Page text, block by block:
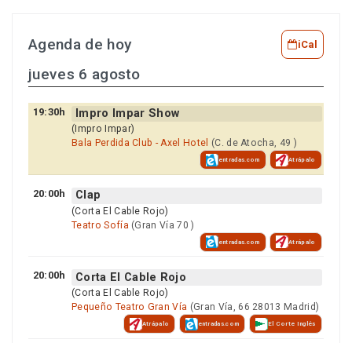
Agenda de hoy iCal
jueves 6 agosto
19:30h Impro Impar Show
(Impro Impar)
Bala Perdida Club - Axel Hotel (C. de Atocha, 49 )
entradas.com Atrápalo
20:00h Clap
(Corta El Cable Rojo)
Teatro Sofía (Gran Vía 70 )
entradas.com Atrápalo
20:00h Corta El Cable Rojo
(Corta El Cable Rojo)
Pequeño Teatro Gran Vía (Gran Vía, 66 28013 Madrid)
Atrápalo entradas.com El Corte Inglés